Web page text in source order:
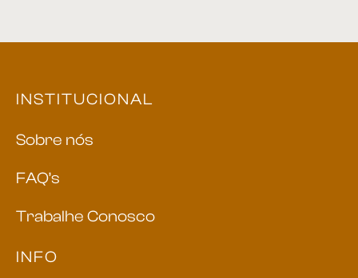
INSTITUCIONAL
Sobre nós
FAQ’s
Trabalhe Conosco
INFO